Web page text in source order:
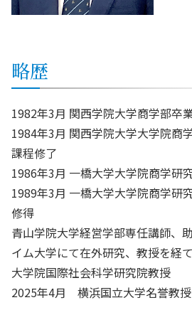
略歴
1982年3月 関西学院大学商学部卒
1984年3月 関西学院大学大学院商
課程修了
1986年3月 一橋大学大学院商学研
1989年3月 一橋大学大学院商学研
修得
青山学院大学経営学部専任講師、
イム大学にて在外研究、教授を経
大学院国際社会科学研究院教授
2025年4月 横浜国立大学名誉教授